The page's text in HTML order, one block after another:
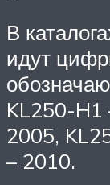
В
идут
KL250-H1
2005,
– 2010.